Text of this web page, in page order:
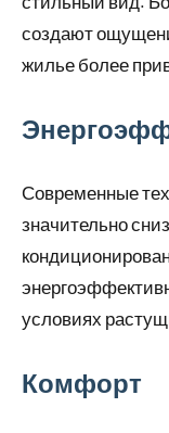
создают
жилье более
Современные
значительно
условиях
Комфорт